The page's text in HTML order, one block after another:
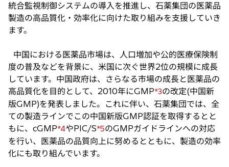
統合監視制御システムの導入を推進し、石薬集団の医薬品
製造の高品質化・効率化に向けた取り組みを支援していき
ます。
中国における医薬品市場は、人口増加や公的医療保険制
度の普及などを背景に、米国に次ぐ世界2位の規模に成長
しています。中国政府は、さらなる市場の成長と医薬品の
高品質化を目的として、2010年にGMP*3の改定(中国新
版GMP)を発表しました。これに伴い、石薬集団では、全
ての製造ラインでこの中国新版GMP認証を取得するとと
もに、cGMP*4やPIC/S*5のGMPガイドラインへの対応
を行い、医薬品の品質向上に努めるとともに、製造の効率
化にも取り組んでいます。